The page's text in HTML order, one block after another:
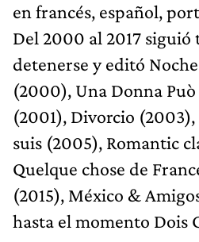
en francés, español,
Del 2000 al 2017 siguió
detenerse y editó
(2000), Una Donna
(2001), Divorcio
suis (2005), Romantic
Quelque chose de
(2015), México &
hasta el momento Dois